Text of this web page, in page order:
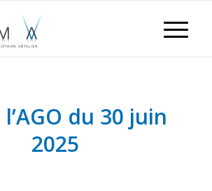
l’AGO du 30 juin
2025